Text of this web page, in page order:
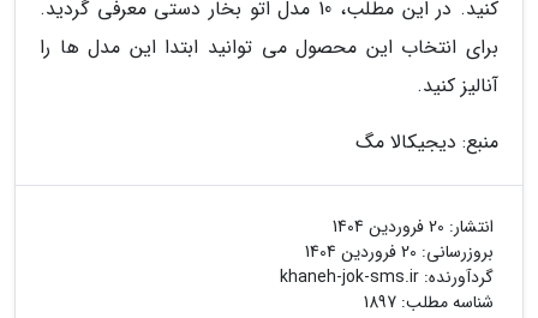
کنید. در این مطلب، 10 مدل اتو بخار دستی معرفی گردید.
برای انتخاب این محصول می توانید ابتدا این مدل ها را
آنالیز کنید.
منبع: دیجیکالا مگ
انتشار: 20 فروردین 1404
بروزرسانی: 20 فروردین 1404
گردآورنده: khaneh-jok-sms.ir
شناسه مطلب: 1897